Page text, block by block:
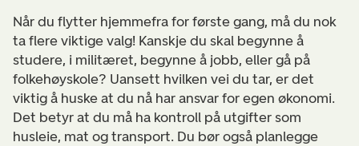
Når du flytter hjemmefra for første gang, må du nok
ta flere viktige valg! Kanskje du skal begynne å
studere, i militæret, begynne å jobb, eller gå på
folkehøyskole? Uansett hvilken vei du tar, er det
viktig å huske at du nå har ansvar for egen økonomi.
Det betyr at du må ha kontroll på utgifter som
husleie, mat og transport. Du bør også planlegge